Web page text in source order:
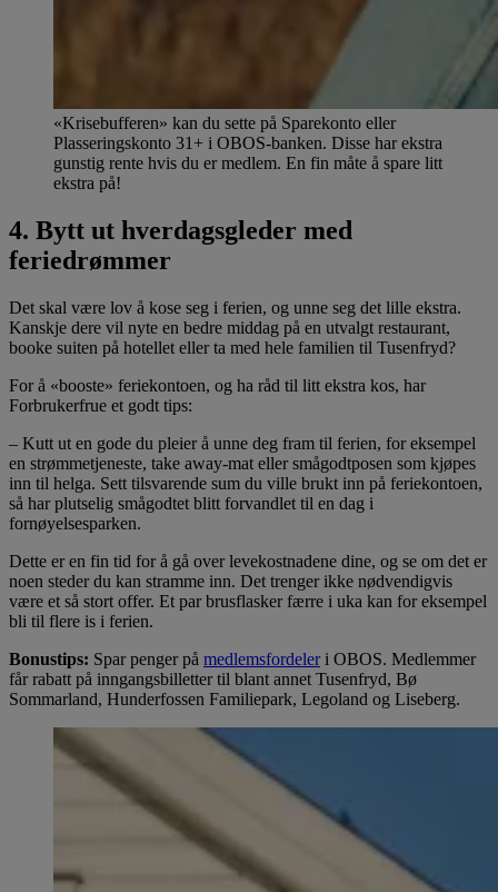
«Krisebufferen» kan du sette på Sparekonto eller
Plasseringskonto 31+ i OBOS-banken. Disse har ekstra
gunstig rente hvis du er medlem. En fin måte å spare litt
ekstra på!
4. Bytt ut hverdagsgleder med
feriedrømmer
Det skal være lov å kose seg i ferien, og unne seg det lille ekstra.
Kanskje dere vil nyte en bedre middag på en utvalgt restaurant,
booke suiten på hotellet eller ta med hele familien til Tusenfryd?
For å «booste» feriekontoen, og ha råd til litt ekstra kos, har
Forbrukerfrue et godt tips:
– Kutt ut en gode du pleier å unne deg fram til ferien, for eksempel
en strømmetjeneste, take away-mat eller smågodtposen som kjøpes
inn til helga. Sett tilsvarende sum du ville brukt inn på feriekontoen,
så har plutselig smågodtet blitt forvandlet til en dag i
fornøyelsesparken.
Dette er en fin tid for å gå over levekostnadene dine, og se om det er
noen steder du kan stramme inn. Det trenger ikke nødvendigvis
være et så stort offer. Et par brusflasker færre i uka kan for eksempel
bli til flere is i ferien.
Bonustips: Spar penger på medlemsfordeleri OBOS. Medlemmer
får rabatt på inngangsbilletter til blant annet Tusenfryd, Bø
Sommarland, Hunderfossen Familiepark, Legoland og Liseberg.